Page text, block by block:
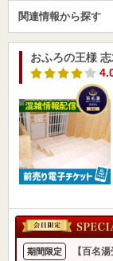
関連情報から探す
おふろの王様
期間限定
【百名